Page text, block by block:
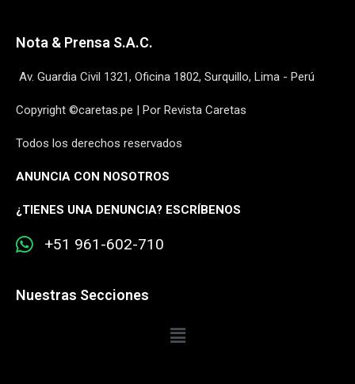
Nota & Prensa S.A.C.
Av. Guardia Civil 1321, Oficina 1802, Surquillo, Lima - Perú
Copyright ©caretas.pe | Por Revista Caretas
Todos los derechos reservados
ANUNCIA CON NOSOTROS
¿TIENES UNA DENUNCIA? ESCRÍBENOS
+51 961-602-710
Nuestras Secciones